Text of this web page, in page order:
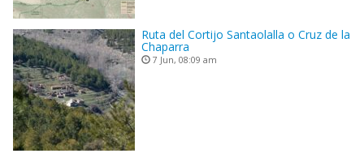
Ruta del Cortijo Santaolalla o Cruz de la
Chaparra
7 Jun, 08:09 am